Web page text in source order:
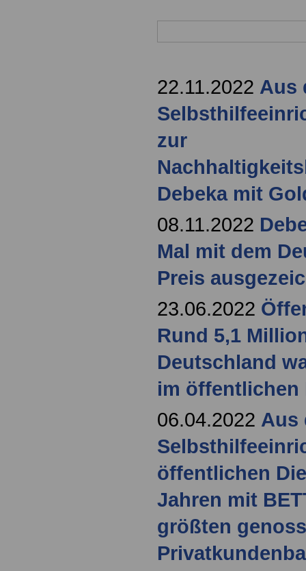
22.11.2022 Aus
zur
Debeka mit
08.11.2022
Mal mit dem
Preis
23.06.2022
Rund 5,1
Deutschland
im öffentlichen
06.04.2022 Aus
öffentlichen
Jahren mit
größten